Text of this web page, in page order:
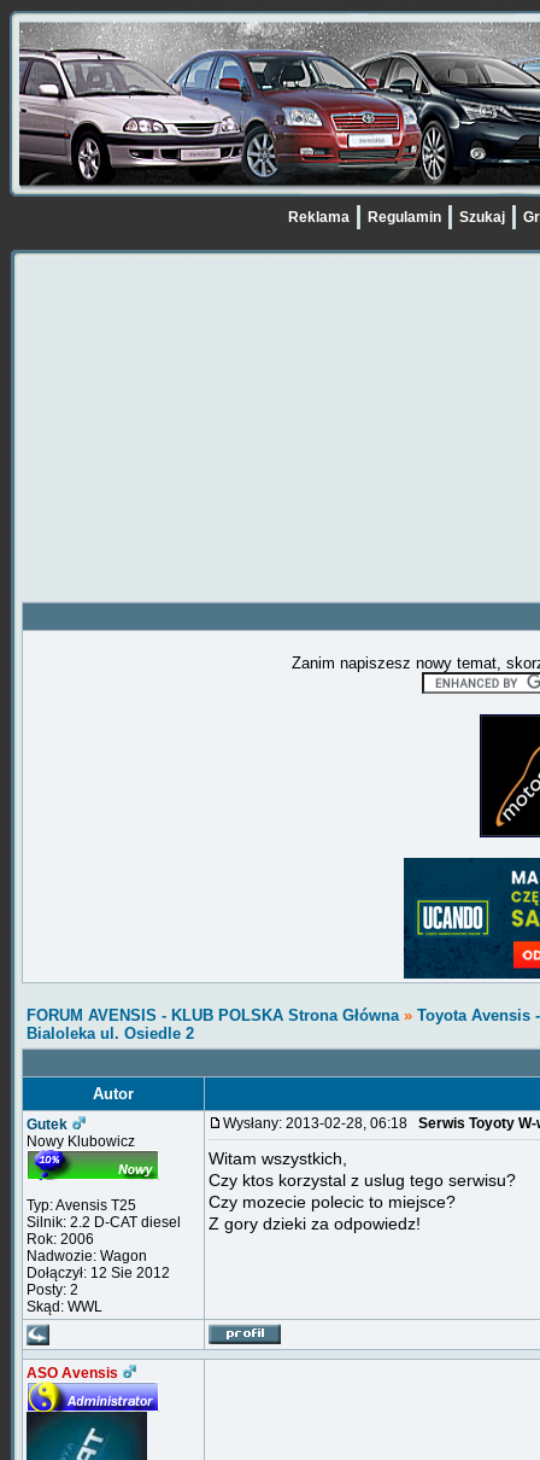
Reklama Regulamin Szukaj
Zanim napiszesz nowy temat,
FORUM AVENSIS - KLUB POLSKA Strona Główna» Toyota Avensis
Bialoleka ul. Osiedle 2
Autor
Gutek
Nowy Klubowicz
Typ: Avensis T25
Silnik: 2.2 D-CAT diesel
Rok: 2006
Nadwozie: Wagon
Dołączył: 12 Sie 2012
Posty: 2
Skąd: WWL
Wysłany: 2013-02-28, 06:18 Serwis Toyoty
Witam wszystkich,
Czy ktos korzystal z uslug tego serwisu?
Czy mozecie polecic to miejsce?
Z gory dzieki za odpowiedz!
ASO Avensis